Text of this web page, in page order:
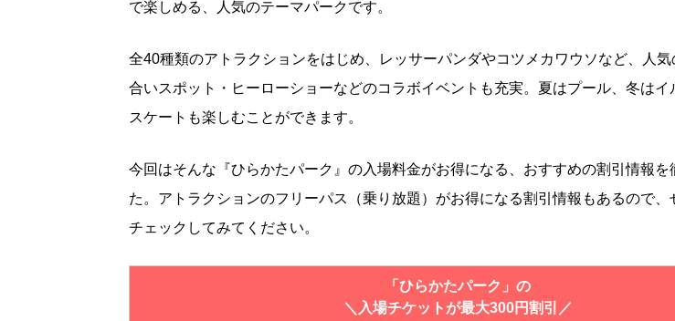
で楽しめる、人気のテーマパークです。
全40種類のアトラクションをはじめ、レッサーパンダやコツメカワウソなど、人
合いスポット・ヒーローショーなどのコラボイベントも充実。夏はプール、冬はイ
スケートも楽しむことができます。
今回はそんな『ひらかたパーク』の入場料金がお得になる、おすすめの割引情報を
た。アトラクションのフリーパス（乗り放題）がお得になる割引情報もあるので、
チェックしてみてください。
「ひらかたパーク」の
＼入場チケットが最大300円割引／